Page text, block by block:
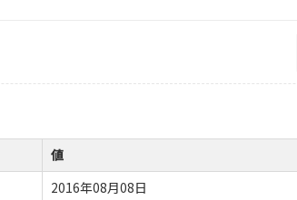
値
2016年08月08日